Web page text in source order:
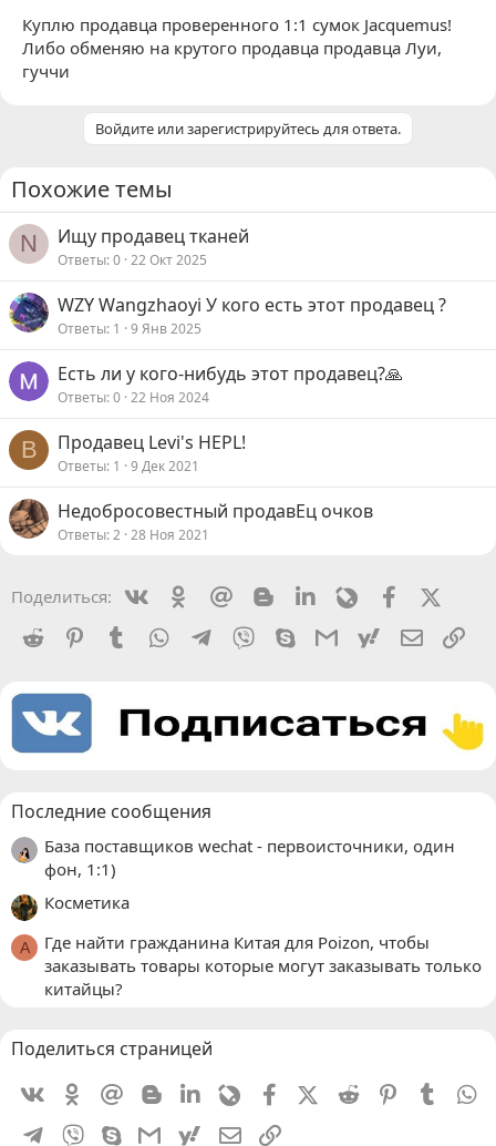
Куплю продавца проверенного 1:1 сумок Jacquemus!
Либо обменяю на крутого продавца продавца Луи,
гуччи
Войдите или зарегистрируйтесь для ответа.
Похожие темы
N Ищу продавец тканей
Ответы 0 22 Окт 2025
WZY Wangzhaoyi У кого есть этот продавец ?
Ответы 1 9 Янв 2025
Есть ли у кого-нибудь этот продавец?🙏
Ответы 0 22 Ноя 2024
B Продавец Levi's HEPL!
Ответы 1 9 Дек 2021
Недобросовестный продавЕц очков
Ответы 2 28 Ноя 2021
Поделиться: VkontakteOdnoklassniki
Mail.ru BloggerLinkedinLivejournalFacebook
Reddit
PinterestTumblr WhatsAppTelegram
Viber SkypeGmailyahoomail
Последние сообщения
База поставщиков wechat - первоисточники, один
фон, 1:1)
Косметика
A
Где найти гражданина Китая для Poizon, чтобы
заказывать товары которые могут заказывать только
китайцы?
Поделиться страницей
VkontakteOdnoklassniki
Mail.ru BloggerLinkedin
LivejournalFacebookX (Twitter)
Reddit PinterestTumblr
Telegram
Viber SkypeGmailyahoomailЭлектронная почта